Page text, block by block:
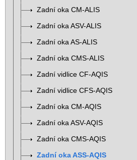
Zadní oka CM-ALIS
Zadní oka ASV-ALIS
Zadní oka AS-ALIS
Zadní oka CMS-ALIS
Zadní vidlice CF-AQIS
Zadní vidlice CFS-AQIS
Zadní oka CM-AQIS
Zadní oka ASV-AQIS
Zadní oka CMS-AQIS
Zadní oka ASS-AQIS